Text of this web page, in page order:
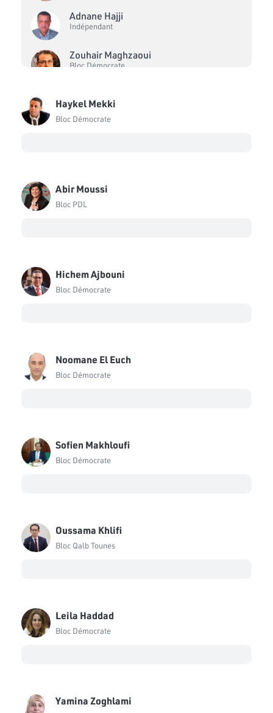
Haykel Mekki
Bloc Démocrate
Abir Moussi
Bloc PDL
Hichem Ajbouni
Bloc Démocrate
Noomane El Euch
Bloc Démocrate
Sofien Makhloufi
Bloc Démocrate
Oussama Khlifi
Bloc Qalb Tounes
Leila Haddad
Bloc Démocrate
Yamina Zoghlami
Adnane Hajji
Indépendant
Zouhair Maghzaoui
Bloc Démocrate
Bloc Ennahdha
Mohamed Zrig
Moez Belhaj Rhouma
Nesrine Laamari
Bloc de la Réforme
Abdesslam Ben Amara
Bloc Démocrate
Bloc Coalition Al Karama
Indépendant